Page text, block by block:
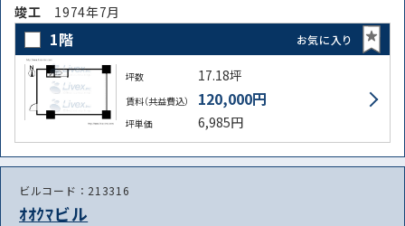
竣⼯ 1974年7月
1階 お気に入り
坪数 17.18坪
賃料（共益費込） 120,000円
坪単価 6,985円
ビルコード：213316
ｵｵｸﾏビル